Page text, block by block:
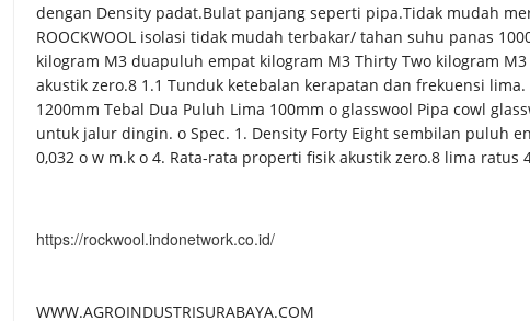
dengan Density padat.Bulat panjang seperti pipa.Tidak mudah
ROOCKWOOL isolasi tidak mudah terbakar/ tahan suhu panas
kilogram M3 duapuluh empat kilogram M3 Thirty Two kilogram
akustik zero.8 1.1 Tunduk ketebalan kerapatan dan frekuensi
1200mm Tebal Dua Puluh Lima 100mm o glasswool Pipa cowl
untuk jalur dingin. o Spec. 1. Density Forty Eight sembilan puluh
0,032 o w m.k o 4. Rata-rata properti fisik akustik zero.8 lima
https://rockwool.indonetwork.co.id/
WWW.AGROINDUSTRISURABAYA.COM